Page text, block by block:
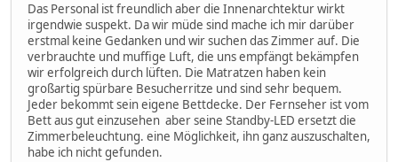
Das Personal ist freundlich aber die Innenarchtektur wirkt
irgendwie suspekt. Da wir müde sind mache ich mir darüber
erstmal keine Gedanken und wir suchen das Zimmer auf. Die
verbrauchte und muffige Luft, die uns empfängt bekämpfen
wir erfolgreich durch lüften. Die Matratzen haben kein
großartig spürbare Besucherritze und sind sehr bequem.
Jeder bekommt sein eigene Bettdecke. Der Fernseher ist vom
Bett aus gut einzusehen aber seine Standby-LED ersetzt die
Zimmerbeleuchtung. eine Möglichkeit, ihn ganz auszuschalten,
habe ich nicht gefunden.